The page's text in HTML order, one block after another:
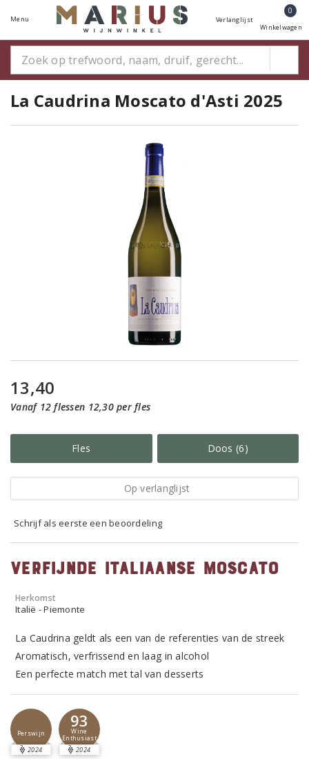
Menu Verlanglijst
0
Winkelwagen
La Caudrina Moscato d'Asti 2025
13,40
Vanaf 12 flessen 12,30 per fles
Fles Doos (6)
Op verlanglijst
Schrijf als eerste een beoordeling
Verfijnde Italiaanse Moscato
Herkomst
Italië - Piemonte
La Caudrina geldt als een van de referenties van de streek
Aromatisch, verfrissend en laag in alcohol
Een perfecte match met tal van desserts
Perswijn
2024
93
Wine
Enthusiast
2024